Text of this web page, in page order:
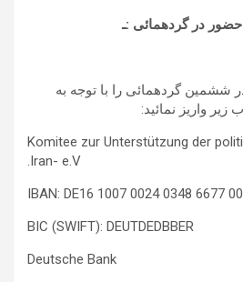
در گردهمائی :ـ
ششمین گردهمائی را با توجه به
واریز نمائید:
Komitee zur Unterstützung der
Iran- e.V.
IBAN: DE16 1007 0024 0348 6677 00
BIC (SWIFT): DEUTDEDBBER
Deutsche Bank